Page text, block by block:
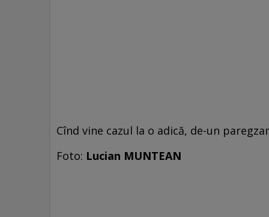
Cînd vine cazul la o adică, de-un
Foto: Lucian MUNTEAN